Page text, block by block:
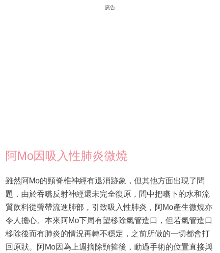
廣告
阿Mo因吸入性肺炎微燒
雖然阿Mo的頸脊椎神經有退消跡象，但其他方面出現了問
題，由於吞嚥反射神經還未完全復原，間中把嚥下的水和流
質飲料從聲帶流進肺部，引致吸入性肺炎，阿Mo產生微燒亦
令人擔心。本來阿Mo下周有望移除氣管造口，但若氣管造口
移除後而有肺炎的情況再轉不穩定，之前所做的一切都會打
回原狀。阿Mo因為上週摘除頸箍後，動過手術的位置直接與